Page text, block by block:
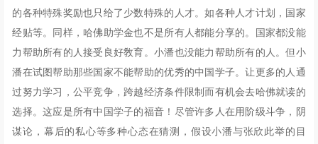
的各种特殊奖励也只给了少数特殊的人才。如各种人才计划，国家
经贴等。同样，哈佛助学金也不是所有人都能分享的。国家都没能
力帮助所有的人接受良好敎育。小潘也没能力帮助所有的人。但小
潘在试图帮助那些国家不能帮助的优秀的中国学子。让更多的人通
过努力学习，公平竞争，跨越经济条件限制而有机会去哈佛就读的
选择。这应是所有中国学子的福音！尽管许多人在用阶级斗争，阴
谋论，幕后的私心等多种心态在猜测，假设小潘与张欣此举的目